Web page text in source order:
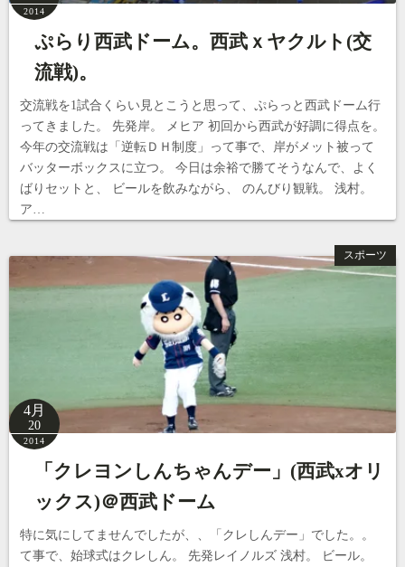
2014
ぷらり西武ドーム。西武ｘヤクルト(交
流戦)。
交流戦を1試合くらい見とこうと思って、ぷらっと西武ドーム行
ってきました。 先発岸。 メヒア 初回から西武が好調に得点を。
今年の交流戦は「逆転ＤＨ制度」って事で、岸がメット被って
バッターボックスに立つ。 今日は余裕で勝てそうなんで、よく
ばりセットと、 ビールを飲みながら、 のんびり観戦。 浅村。
ア…
スポーツ
4月
20
2014
「クレヨンしんちゃんデー」(西武xオリ
ックス)＠西武ドーム
特に気にしてませんでしたが、、「クレしんデー」でした。。
て事で、始球式はクレしん。 先発レイノルズ 浅村。 ビール。